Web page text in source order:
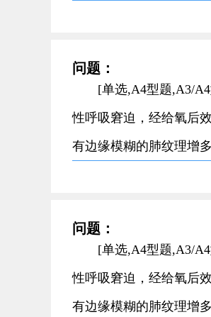
问题：
[单选,A4型题,A3/
性呼吸窘迫，经给氧后
有边缘模糊的肺纹理增
问题：
[单选,A4型题,A3/
性呼吸窘迫，经给氧后
有边缘模糊的肺纹理增